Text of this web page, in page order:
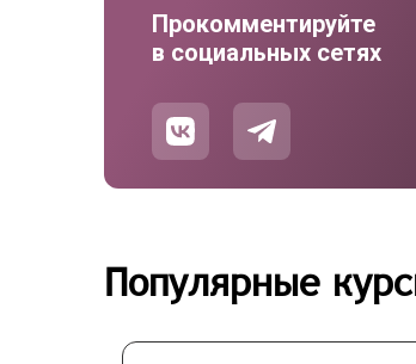
Прокомментируйте
в социальных сетях
Популярные